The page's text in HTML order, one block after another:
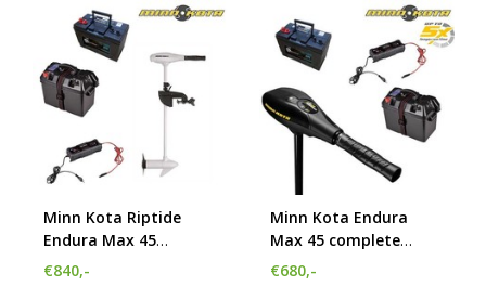
Minn Kota Riptide
Endura Max 45
complete set met
€840,-
Minn Kota Endura
Max 45 complete
elektromotor set
€680,-